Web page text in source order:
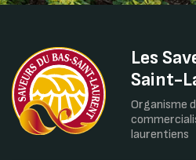
Les
Saint-
Organisme
laurentiens